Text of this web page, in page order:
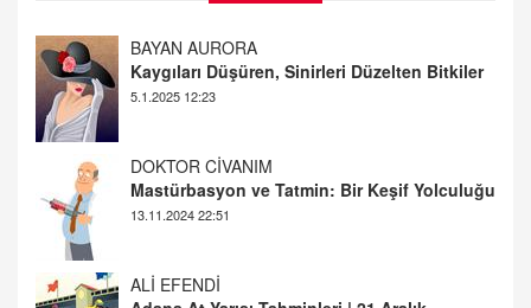
DOKTOR CİVANIM
Mastürbasyon ve Tatmin: Bir Keşif Yolculuğu
13.11.2024 22:51
ALİ EFENDİ
Adana At Yarışı Tahminleri | 21 Aralık
Cumartesi
TUTKUNUN PERİSİ